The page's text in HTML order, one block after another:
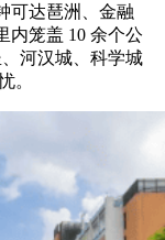
可达琶洲、金融
内笼盖 10 余个公
河汉城、科学城
。